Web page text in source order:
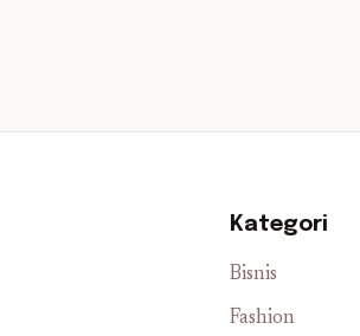
Kategori
Bisnis
Fashion